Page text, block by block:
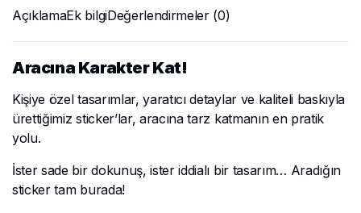
AçıklamaEk bilgiDeğerlendirmeler (0)
Aracına Karakter Kat!
Kişiye özel tasarımlar, yaratıcı detaylar ve kaliteli baskıyla
ürettiğimiz sticker’lar, aracına tarz katmanın en pratik
yolu.
İster sade bir dokunuş, ister iddialı bir tasarım… Aradığın
sticker tam burada!